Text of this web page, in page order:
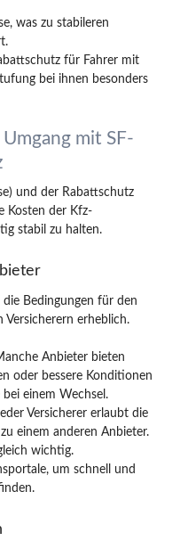
was zu stabileren
für Fahrer mit
bei ihnen besonders
mit SF-
und der Rabattschutz
Kosten der Kfz-
stabil zu halten.
Bedingungen für den
Versicherern erheblich.
Anbieter bieten
oder bessere Konditionen
einem Wechsel.
Versicherer erlaubt die
einem anderen Anbieter.
wichtig.
um schnell und